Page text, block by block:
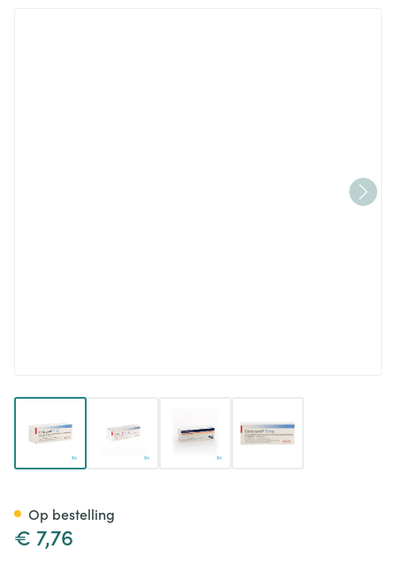
€ 7,76
Op bestelling